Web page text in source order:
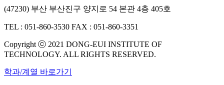
(47230) 부산 부산진구 양지로 54 본관 4층 405호
TEL : 051-860-3530 FAX : 051-860-3351
Copyright ⓒ 2021 DONG-EUI INSTITUTE OF
TECHNOLOGY. ALL RIGHTS RESERVED.
학과/계열 바로가기